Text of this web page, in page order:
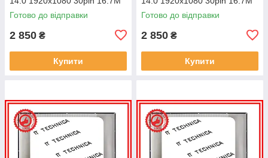
45% NTSC 300 cd/m² для
ноутбука
Готово до відправки
2 850 ₴
Купити
45% NTSC 300 cd/m² для
ноутбука
Готово до відправки
2 850 ₴
Купити